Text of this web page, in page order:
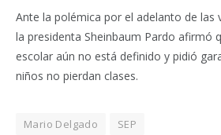
Ante la polémica por el adelanto de las
la presidenta Sheinbaum Pardo afirmó
escolar aún no está definido y pidió
niños no pierdan clases.
Mario Delgado SEP